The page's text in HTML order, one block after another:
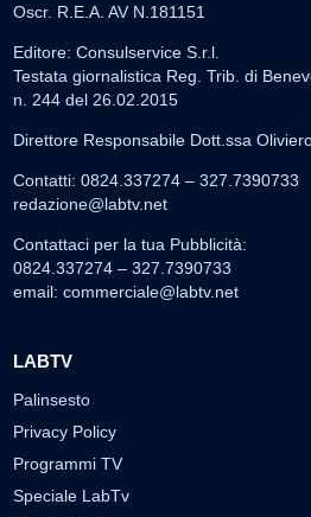
Oscr. R.E.A. AV N.181151
Editore: Consulservice S.r.l.
Testata giornalistica Reg. Trib. di
n. 244 del 26.02.2015
Direttore Responsabile Dott.ssa
Contatti: 0824.337274 – 327.7390733
redazione@labtv.net
Contattaci per la tua Pubblicità:
0824.337274 – 327.7390733
email: commerciale@labtv.net
LABTV
Palinsesto
Privacy Policy
Programmi TV
Speciale LabTv